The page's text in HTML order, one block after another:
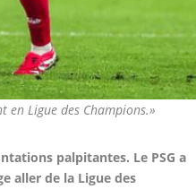
en Ligue des Champions.»
palpitantes. Le PSG a
aller de la Ligue des